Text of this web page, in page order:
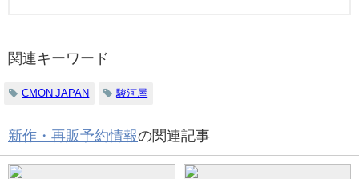
関連キーワード
CMON JAPAN 駿河屋
新作・再販予約情報の関連記事